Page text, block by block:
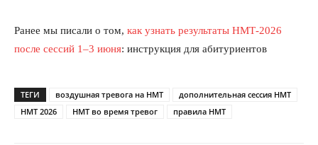
Ранее мы писали о том, как узнать результаты НМТ-2026
после сессий 1–3 июня: инструкция для абитуриентов
ТЕГИ воздушная тревога на НМТ
дополнительная сессия НМТ
НМТ 2026
НМТ во время тревог правила НМТ